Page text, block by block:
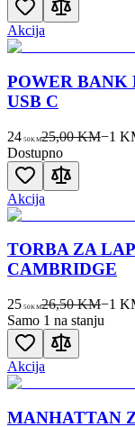
Akcija
POWER BANK
USB C
24 50KM25,00 KM−1
Dostupno
Akcija
TORBA ZA
CAMBRIDGE
25 50KM26,50 KM−1
Samo 1 na stanju
Akcija
MANHATTAN